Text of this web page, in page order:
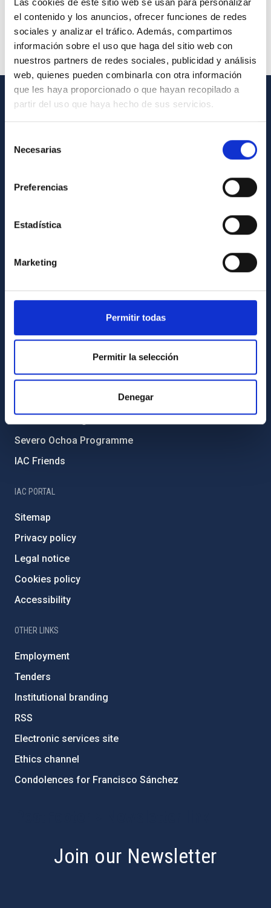
Las cookies de este sitio web se usan para personalizar
el contenido y los anuncios, ofrecer funciones de redes
sociales y analizar el tráfico. Además, compartimos
información sobre el uso que haga del sitio web con
nuestros partners de redes sociales, publicidad y análisis
web, quienes pueden combinarla con otra información
que les haya proporcionado o que hayan recopilado a
partir del uso que haya hecho de sus servicios.
Necesarias
Preferencias
Estadística
Marketing
Permitir todas
Permitir la selección
Denegar
GENERAL INFORMATION
How to get to the IAC
General register
Code of ethics and anti-fraud policy
Gender equality and diversity
Environment and Sustainability
Forever IAC
Severo Ochoa Programme
IAC Friends
IAC PORTAL
Sitemap
Privacy policy
Legal notice
Cookies policy
Accessibility
OTHER LINKS
Employment
Tenders
Institutional branding
RSS
Electronic services site
Ethics channel
Condolences for Francisco Sánchez
Join our Newsletter